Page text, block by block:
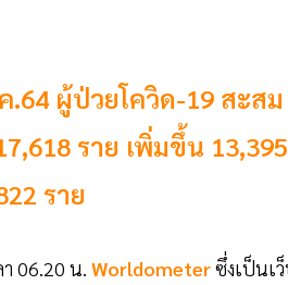
ผู้ป่วยโควิด-19 สะส
ราย เพิ่มขึ้น
ราย
06.20 น. Worldometerซึ่งเป็นเ